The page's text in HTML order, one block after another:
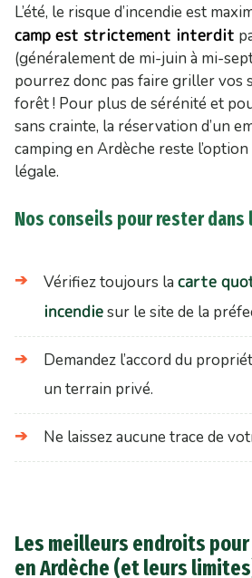
L’été, le risque d’incendie est
camp est strictement interdit
(généralement de mi-juin à mi-
pourrez donc pas faire griller vos
forêt ! Pour plus de sérénité et
sans crainte, la réservation d’un
camping en Ardèche reste
légale.
Nos conseils pour rester dans
Vérifiez toujours la carte
incendiesur le site de la
Demandez l’accord du
un terrain privé.
Ne laissez aucune trace de
Les meilleurs endroits
en Ardèche (et leurs